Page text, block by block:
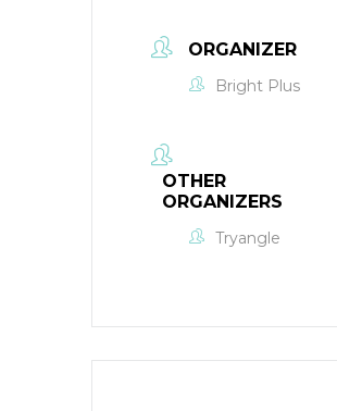
ORGANIZER
Bright Plus
OTHER
ORGANIZERS
Tryangle